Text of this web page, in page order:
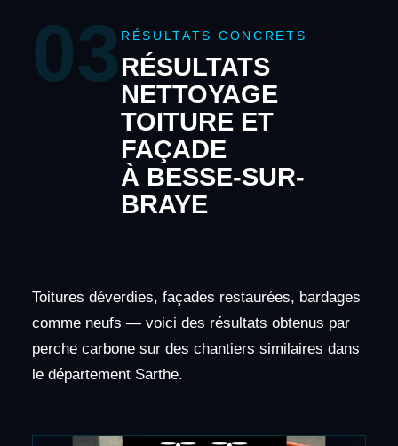
03 RÉSULTATS CONCRETS
RÉSULTATS
NETTOYAGE
TOITURE ET
FAÇADE
À BESSE-SUR-
BRAYE
Toitures déverdies, façades restaurées, bardages
comme neufs — voici des résultats obtenus par
perche carbone sur des chantiers similaires dans
le département Sarthe.